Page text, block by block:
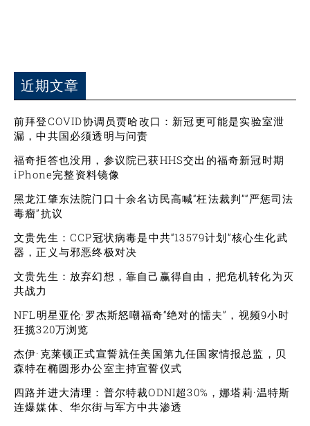
近期文章
前拜登COVID协调员贾哈改口：新冠更可能是实验室泄
漏，中共国必须透明与问责
福奇拒答也没用，参议院已获HHS交出的福奇新冠时期
iPhone完整资料镜像
黑龙江肇东法院门口十余名访民高喊“枉法裁判”“严惩司法
毒瘤”抗议
文贵先生：CCP冠状病毒是中共“13579计划”核心生化武
器，正义与邪恶终极对决
文贵先生：放弃幻想，靠自己赢得自由，把危机转化为灭
共战力
NFL明星亚伦·罗杰斯怒嘲福奇“绝对的懦夫”，视频9小时
狂揽320万浏览
杰伊·克莱顿正式宣誓就任美国第九任国家情报总监，贝
森特在椭圆形办公室主持宣誓仪式
四路并进大清理：普尔特裁ODNI超30%，娜塔莉·温特斯
连爆媒体、华尔街与军方中共渗透